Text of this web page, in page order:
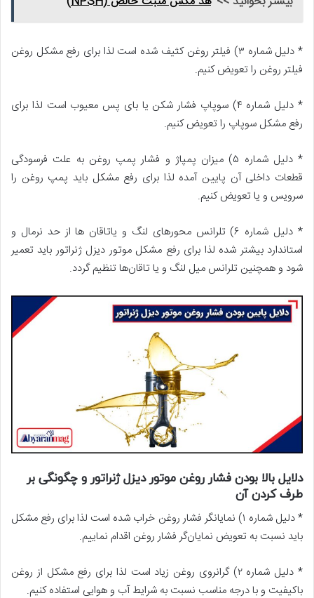
* دلیل شماره ۳) فیلتر روغن کثیف شده است لذا برای رفع مشکل روغن
فیلتر روغن را تعویض کنیم.
* دلیل شماره ۴) سوپاپ فشار شکن یا بای پس معیوب است لذا برای
رفع مشکل سوپاپ را تعویض کنیم.
* دلیل شماره ۵) میزان پمپاژ و فشار پمپ روغن به علت فرسودگی
قطعات داخلی آن پایین آمده لذا برای رفع مشکل باید پمپ روغن را
سرویس و یا تعویض کنیم.
* دلیل شماره ۶) تلرانس محور‌های لنگ و یاتاقان‌ ها از حد نرمال و
استاندارد بیشتر شده لذا برای رفع مشکل موتور دیزل ژنراتور باید تعمیر
شود و همچنین تلرانس میل لنگ و یا تاقان‌ها تنظیم گردد.
دلایل بالا بودن فشار روغن موتور دیزل ژنراتور و چگونگی بر
طرف کردن آن
* دلیل شماره ۱) نمایانگر فشار روغن خراب شده است لذا برای رفع مشکل
باید نسبت به تعویض نمایان‌گر فشار روغن اقدام نماییم.
* دلیل شماره ۲) گرانروی روغن زیاد است لذا برای رفع مشکل از روغن
باکیفیت و با درجه مناسب نسبت به شرایط آب و هوایی استفاده کنیم.